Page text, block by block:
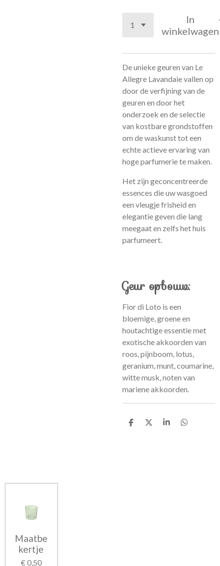
In
winkelwagen
De unieke geuren van Le
Allegre Lavandaie vallen op
door de verfijning van de
geuren en door het
onderzoek en de selectie
van kostbare grondstoffen
om de waskunst tot een
echte actieve ervaring van
hoge parfumerie te maken.
Het zijn geconcentreerde
essences die uw wasgoed
een vleugje frisheid en
elegantie geven die lang
meegaat en zelfs het huis
parfumeert.
Geur opbouw:
Fior di Loto is een
bloemige, groene en
houtachtige essentie met
exotische akkoorden van
roos, pijnboom, lotus,
geranium, munt, coumarine,
witte musk, noten van
mariene akkoorden.
D
D
S
D
Maatbe
kertje
€ 0,50